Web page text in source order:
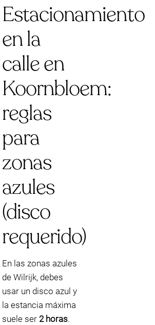
Estacionamiento
en la
calle en
Koornbloem:
reglas
para
zonas
azules
(disco
requerido)
En las zonas azules
de Wilrijk, debes
usar un disco azul y
la estancia máxima
suele ser 2 horas.